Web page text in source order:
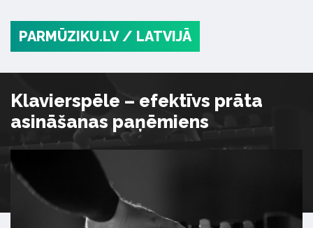
PARMŪZIKU.LV / LATVIJĀ
Klavierspēle – efektīvs prāta
asināšanas paņēmiens